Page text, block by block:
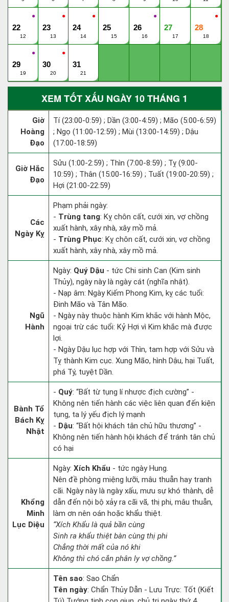
●
22
12
●
23
13
●
24
14
25
15
●
26
16
27
17
●
28
18
●
29
19
●
30
20
31
21
XEM TỐT XẤU NGÀY 10 THÁNG 1
Giờ
Hoàng
Đạo
Tí (23:00-0:59) ; Dần (3:00-4:59) ; Mão (5:00-6:59)
; Ngọ (11:00-12:59) ; Mùi (13:00-14:59) ; Dậu
(17:00-18:59)
Giờ Hắc
Đạo
Sửu (1:00-2:59) ; Thìn (7:00-8:59) ; Tỵ (9:00-
10:59) ; Thân (15:00-16:59) ; Tuất (19:00-20:59) ;
Hợi (21:00-22:59)
Các
Ngày Kỵ
Phạm phải ngày:
- Trùng tang: Kỵ chôn cất, cưới xin, vợ chồng
xuất hành, xây nhà, xây mồ mả.
- Trùng Phục: Kỵ chôn cất, cưới xin, vợ chồng
xuất hành, xây nhà, xây mồ mả.
Ngũ
Hành
Ngày: Quý Dậu - tức Chi sinh Can (Kim sinh
Thủy), ngày này là ngày cát (nghĩa nhật).
- Nạp âm: Ngày Kiếm Phong Kim, kỵ các tuổi:
Đinh Mão và Tân Mão.
- Ngày này thuộc hành Kim khắc với hành Mộc,
ngoại trừ các tuổi: Kỷ Hợi vì Kim khắc mà được
lợi.
- Ngày Dậu lục hợp với Thìn, tam hợp với Sửu và
Tỵ thành Kim cục. Xung Mão, hình Dậu, hại Tuất,
phá Tý, tuyệt Dần.
Bành Tổ
Bách Kỵ
Nhật
- Quý: “Bất từ tụng lí nhược địch cường” -
Không nên tiến hành các việc liên quan đến kiện
tụng, ta lý yếu địch lý mạnh
- Dậu: “Bất hội khách tân chủ hữu thương” -
Không nên tiến hành hội khách để tránh tân chủ
có hại
Khổng
Minh
Lục Diệu
Ngày: Xích Khẩu - tức ngày Hung.
Nên đề phòng miệng lưỡi, mâu thuẫn hay tranh
cãi. Ngày này là ngày xấu, mưu sự khó thành, dễ
dẫn đến nội bộ xảy ra cãi vã, thị phi, mâu thuẫn,
làm ơn nên oán hoặc khẩu thiệt.
“Xích Khẩu là quả bần cùng
Sinh ra khẩu thiệt bàn cùng thị phi
Chẳng thời mất của nó khi
Không thì chó cắn phân ly vợ chồng.”
Tên sao: Sao Chẩn
Tên ngày: Chẩn Thủy Dẫn - Lưu Trực: Tốt (Kiết